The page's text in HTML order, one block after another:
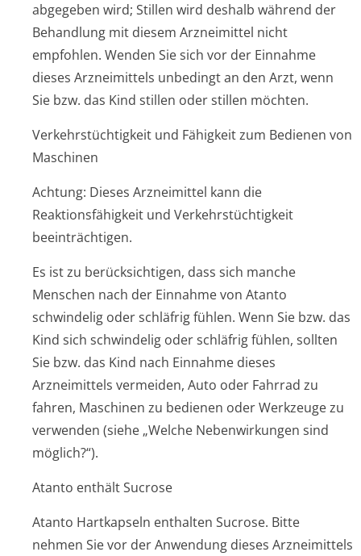
abgegeben wird; Stillen wird deshalb während der
Behandlung mit diesem Arzneimittel nicht
empfohlen. Wenden Sie sich vor der Einnahme
dieses Arzneimittels unbedingt an den Arzt, wenn
Sie bzw. das Kind stillen oder stillen möchten.
Verkehrstüchtigkeit und Fähigkeit zum Bedienen von
Maschinen
Achtung: Dieses Arzneimittel kann die
Reaktionsfähigkeit und Verkehrstüchtigkeit
beeinträchtigen.
Es ist zu berücksichtigen, dass sich manche
Menschen nach der Einnahme von Atanto
schwindelig oder schläfrig fühlen. Wenn Sie bzw. das
Kind sich schwindelig oder schläfrig fühlen, sollten
Sie bzw. das Kind nach Einnahme dieses
Arzneimittels vermeiden, Auto oder Fahrrad zu
fahren, Maschinen zu bedienen oder Werkzeuge zu
verwenden (siehe „Welche Nebenwirkungen sind
möglich?“).
Atanto enthält Sucrose
Atanto Hartkapseln enthalten Sucrose. Bitte
nehmen Sie vor der Anwendung dieses Arzneimittels